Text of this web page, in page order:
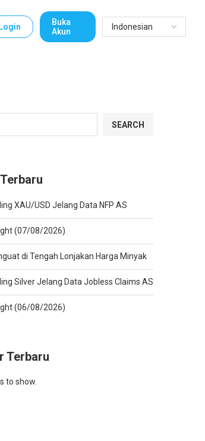
Login
Buka
Akun
SEARCH
XAU/USD Jelang Data NFP AS
(07/08/2026)
di Tengah Lonjakan Harga Minyak
Silver Jelang Data Jobless Claims AS
(06/08/2026)
Terbaru
to show.